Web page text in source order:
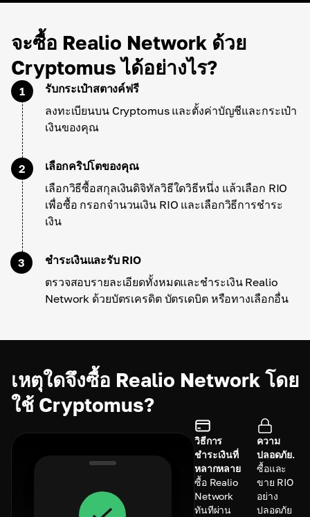
จะซื้อ Realio Network ด้วย
Cryptomus ได้อย่างไร?
1
รับกระเป๋าสตางค์ฟรี
ลงทะเบียนบน Cryptomus และตั้งค่าบัญชีและกระเป๋า
เงินของคุณ
2
เลือกคริปโตของคุณ
เลือกวิธีซื้อสกุลเงินดิจิทัลวิธีใดวิธีหนึ่ง แล้วเลือก RIO
เพื่อซื้อ กรอกจำนวนเงิน RIO และเลือกวิธีการชำระ
เงิน
3
ชำระเงินและรับ RIO
ตรวจสอบรายละเอียดทั้งหมดและชำระเงิน Realio
Network ด้วยบัตรเครดิต บัตรเดบิต หรือทางเลือกอื่น
เหตุใดจึงซื้อ Realio Network โดย
ใช้ Cryptomus?
วิธีการ
ชำระเงินที่
หลากหลาย
ซื้อ Realio
Network
ทันทีผ่าน
ความ
ปลอดภัย.
ซื้อและ
ขาย RIO
อย่าง
ปลอดภัย